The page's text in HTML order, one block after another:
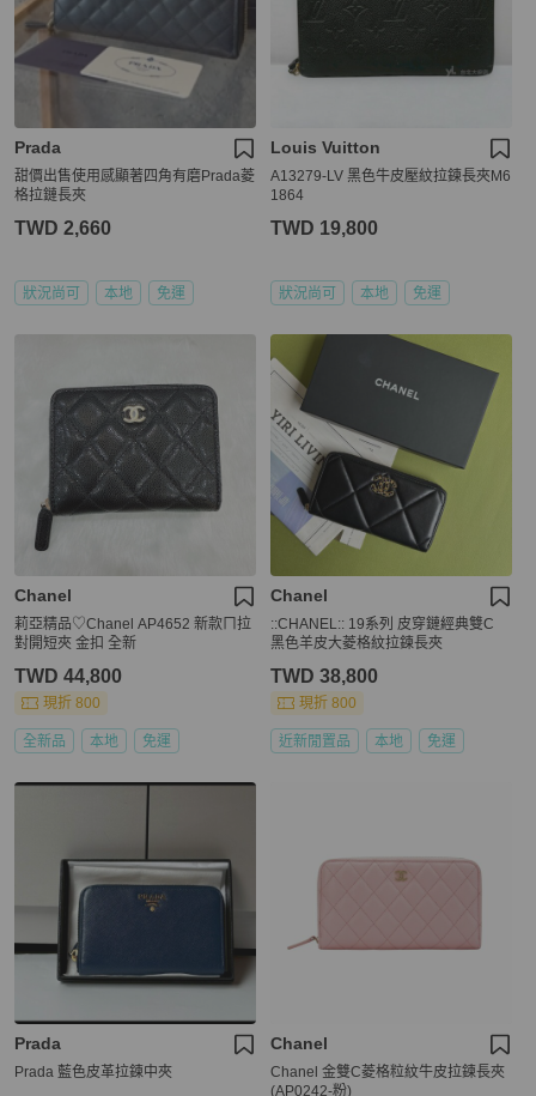
Prada
甜價出售使用感顯著四角有磨Prada菱
格拉鏈長夾
TWD 2,660
狀況尚可 本地 免運
Louis Vuitton
A13279-LV 黑色牛皮壓紋拉鍊長夾M6
1864
TWD 19,800
狀況尚可 本地 免運
Chanel
莉亞精品♡Chanel AP4652 新款ㄇ拉
對開短夾 金扣 全新
TWD 44,800
現折 800
全新品 本地 免運
Chanel
::CHANEL:: 19系列 皮穿鏈經典雙C
黑色羊皮大菱格紋拉鍊長夾
TWD 38,800
現折 800
近新閒置品 本地 免運
Prada
Prada 藍色皮革拉鍊中夾
Chanel
Chanel 金雙C菱格粒紋牛皮拉鍊長夾
(AP0242-粉)